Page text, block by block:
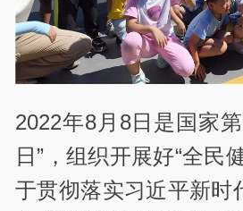
2022年8月8日是国家
日”，组织开展好“全民
于贯彻落实习近平新时